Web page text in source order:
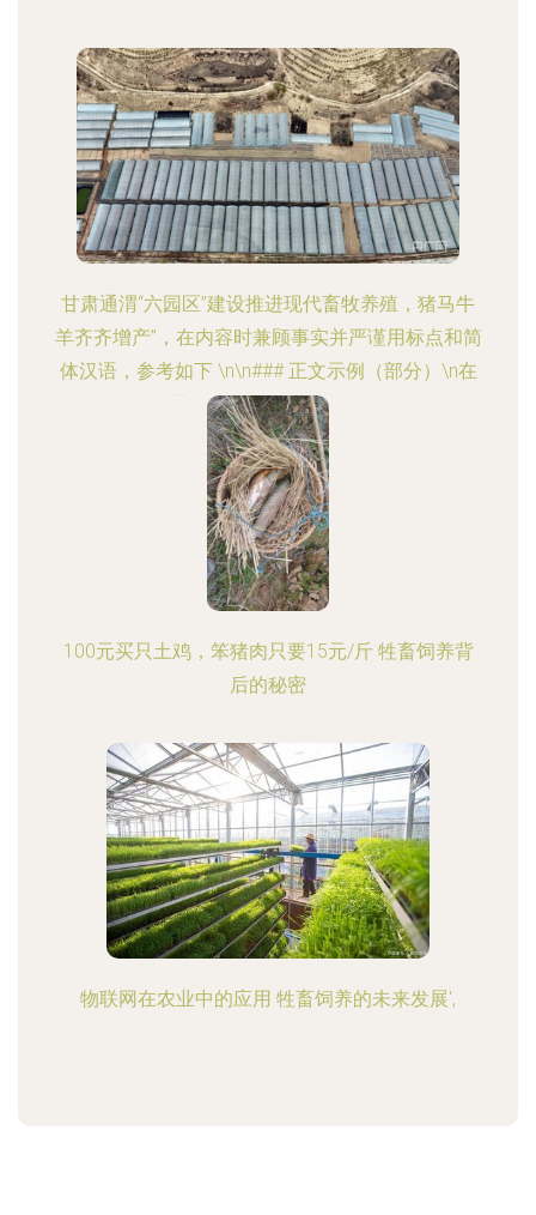
甘肃通渭“六园区”建设推进现代畜牧养殖，猪马牛
羊齐齐增产”，在内容时兼顾事实并严谨用标点和简
体汉语，参考如下 \n\n### 正文示例（部分）\n在
通渭县区域规划之中，\
100元买只土鸡，笨猪肉只要15元/斤 牲畜饲养背
后的秘密
物联网在农业中的应用 牲畜饲养的未来发展',